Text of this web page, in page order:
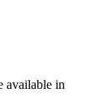
available in